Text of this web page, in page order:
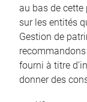
au bas de cette
sur les entités
Gestion de
fourni à titre
donner des